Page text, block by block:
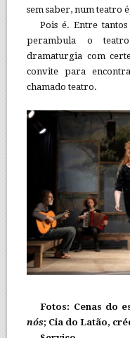
sem saber, num teatro
Pois é. Entre
perambula o
dramaturgia com
convite para
chamado teatro.
Fotos: Cenas do
nós; Cia do Latão,